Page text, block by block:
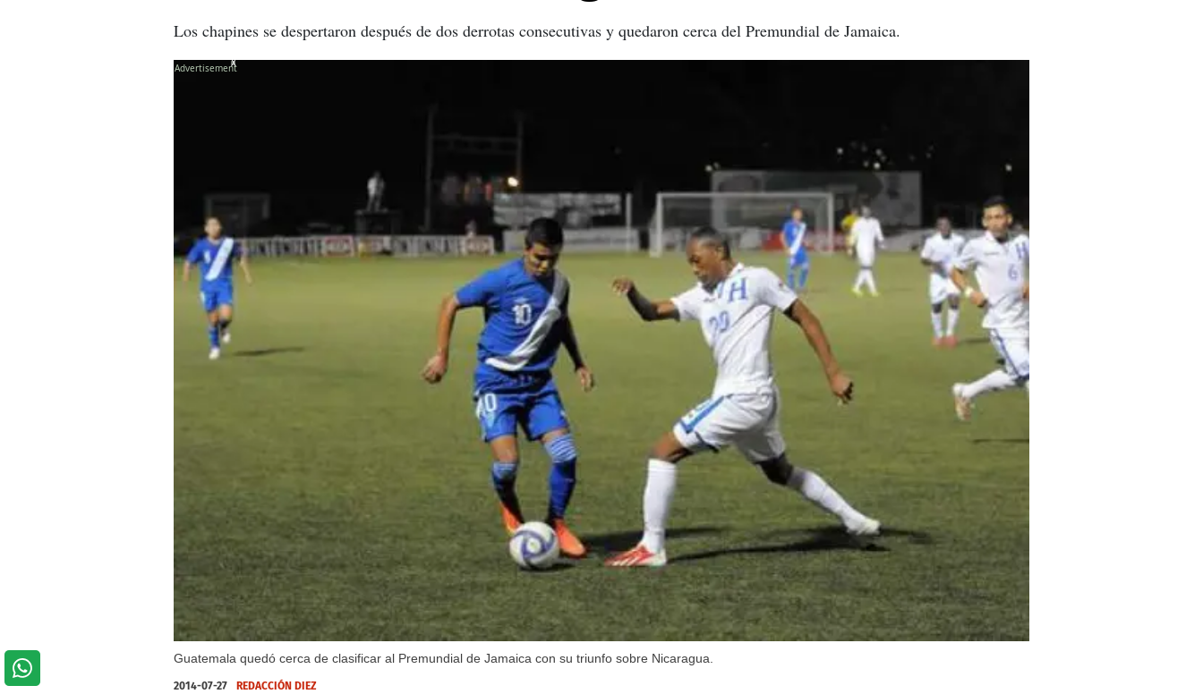
Los chapines se despertaron después de dos derrotas consecutivas y quedaron cerca del Premundial de Jamaica.
Guatemala quedó cerca de clasificar al Premundial de Jamaica con su triunfo sobre Nicaragua.
X
2014-07-27 REDACCIÓN DIEZ